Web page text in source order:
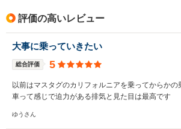
評価の高いレビュー
大事に乗っていきたい
総合評価 5
以前はマスタグのカリフォルニアを乗ってからかの
車って感じで迫力がある排気と見た目は最高です
ゆうさん